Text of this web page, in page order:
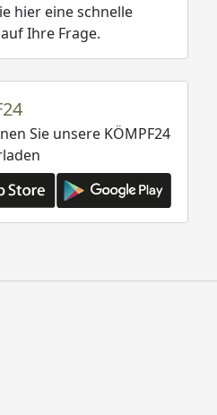
hier eine schnelle
Ihre Frage.
Sie unsere KÖMPF24